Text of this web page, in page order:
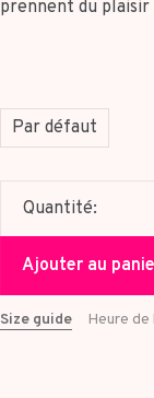
prennent du
Par défaut
Quantité:
Ajouter au
Size guide Heure de